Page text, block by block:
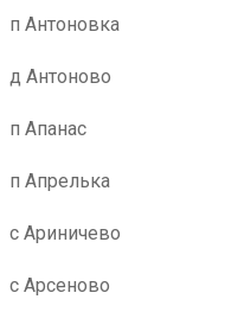
п Антоновка
д Антоново
п Апанас
п Апрелька
с Ариничево
с Арсеново